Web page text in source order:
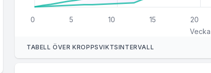
0 5 10 15 20
Vecka
TABELL ÖVER KROPPSVIKTSINTERVALL